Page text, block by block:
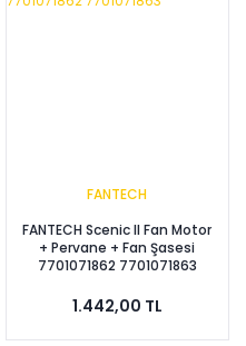
FANTECH
FANTECH Scenic II Fan Motor
+ Pervane + Fan Şasesi
7701071862 7701071863
1.442,00 TL